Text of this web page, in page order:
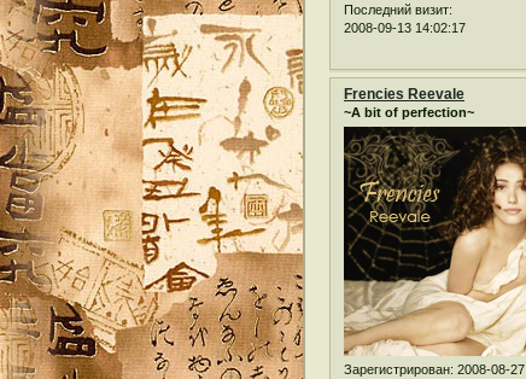
Последний визит:
2008-09-13 14:02:17
Frencies Reevale
~A bit of perfection~
Зарегистрирован: 2008-08-27